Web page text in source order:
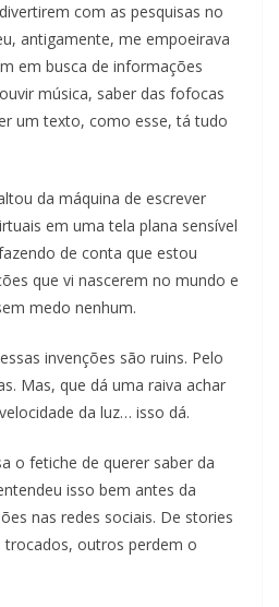
com as pesquisas no
antigamente, me empoeirava
em busca de informações
música, saber das fofocas
um texto, como esse, tá tudo
da máquina de escrever
em uma tela plana sensível
de conta que estou
que vi nascerem no mundo e
medo nenhum.
invenções são ruins. Pelo
Mas, que dá uma raiva achar
da luz… isso dá.
o fetiche de querer saber da
isso bem antes da
nas redes sociais. De stories
outros perdem o